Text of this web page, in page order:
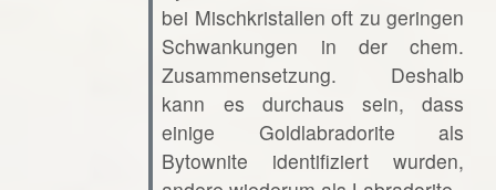
bei Mischkristallen oft zu geringen
Schwankungen in der chem.
Zusammensetzung. Deshalb
kann es durchaus sein, dass
einige Goldlabradorite als
Bytownite identifiziert wurden,